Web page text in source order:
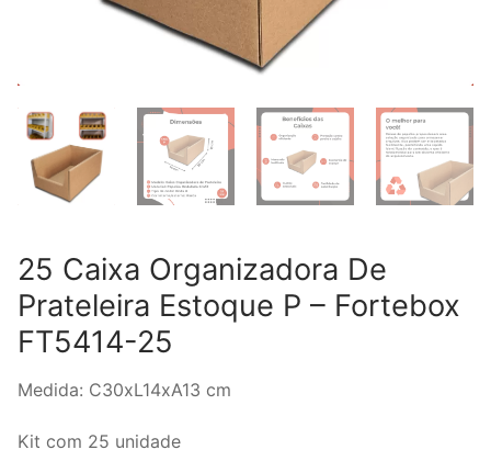
25 Caixa Organizadora De
Prateleira Estoque P – Fortebox
FT5414-25
Medida: C30xL14xA13 cm
Kit com 25 unidade